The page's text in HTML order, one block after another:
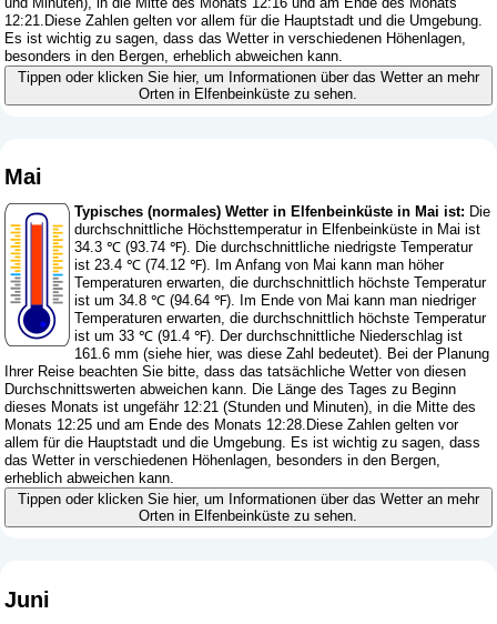
12:21.Diese Zahlen gelten vor allem für die Hauptstadt und die Umgebung.
Es ist wichtig zu sagen, dass das Wetter in verschiedenen Höhenlagen,
besonders in den Bergen, erheblich abweichen kann.
Tippen oder klicken Sie hier, um Informationen über das Wetter an mehr
Orten in Elfenbeinküste zu sehen.
Mai
Typisches (normales) Wetter in Elfenbeinküste in Mai ist: Die
durchschnittliche Höchsttemperatur in Elfenbeinküste in Mai ist
34.3 ℃ (93.74 ℉). Die durchschnittliche niedrigste Temperatur
ist 23.4 ℃ (74.12 ℉). Im Anfang von Mai kann man höher
Temperaturen erwarten, die durchschnittlich höchste Temperatur
ist um 34.8 ℃ (94.64 ℉). Im Ende von Mai kann man niedriger
Temperaturen erwarten, die durchschnittlich höchste Temperatur
ist um 33 ℃ (91.4 ℉). Der durchschnittliche Niederschlag ist
161.6 mm (siehe hier, was diese Zahl bedeutet). Bei der Planung
Ihrer Reise beachten Sie bitte, dass das tatsächliche Wetter von diesen
Durchschnittswerten abweichen kann. Die Länge des Tages zu Beginn
dieses Monats ist ungefähr 12:21 (Stunden und Minuten), in die Mitte des
Monats 12:25 und am Ende des Monats 12:28.Diese Zahlen gelten vor
allem für die Hauptstadt und die Umgebung. Es ist wichtig zu sagen, dass
das Wetter in verschiedenen Höhenlagen, besonders in den Bergen,
erheblich abweichen kann.
Tippen oder klicken Sie hier, um Informationen über das Wetter an mehr
Orten in Elfenbeinküste zu sehen.
Juni